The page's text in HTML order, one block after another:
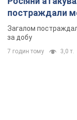
постраждали
Загалом
за добу
7 годин тому 3,0 т.